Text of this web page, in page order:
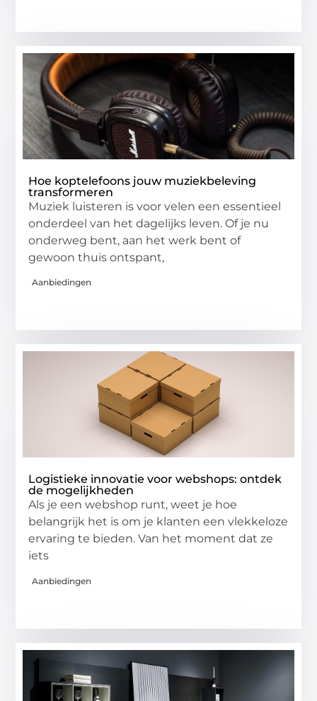
Hoe koptelefoons jouw muziekbeleving
transformeren
Muziek luisteren is voor velen een essentieel
onderdeel van het dagelijks leven. Of je nu
onderweg bent, aan het werk bent of
gewoon thuis ontspant,
Aanbiedingen
Logistieke innovatie voor webshops: ontdek
de mogelijkheden
Als je een webshop runt, weet je hoe
belangrijk het is om je klanten een vlekkeloze
ervaring te bieden. Van het moment dat ze
iets
Aanbiedingen